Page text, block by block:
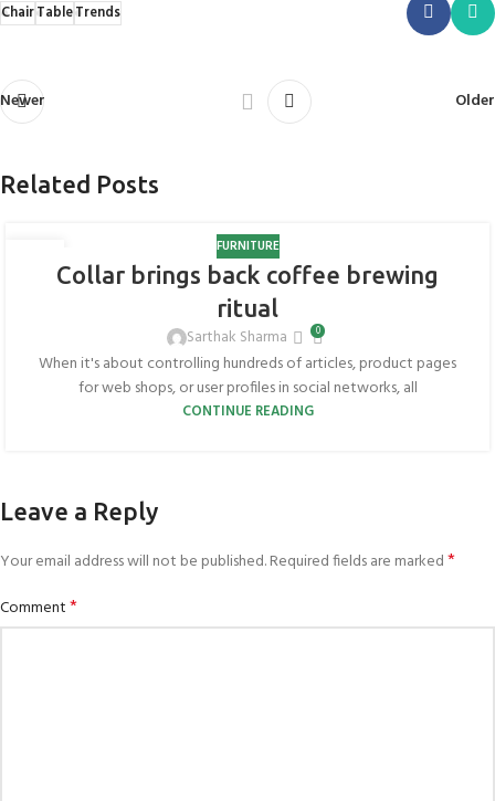
ChairTableTrends
Newer Older
Related Posts
FURNITURE
Collar brings back coffee brewing
ritual
Sarthak Sharma 0
When it's about controlling hundreds of articles, product pages
for web shops, or user profiles in social networks, all
CONTINUE READING
Leave a Reply
Your email address will not be published.Required fields are marked*
Comment*